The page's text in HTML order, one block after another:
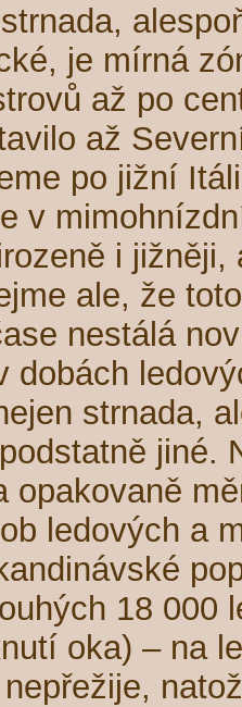
je mírná
až po
až
po jižní
v
i jižněji,
ale, že
nestálá
dobách
strnada,
jiné.
opakovaně
ledových a
18 000
oka) – na
nepřežije,